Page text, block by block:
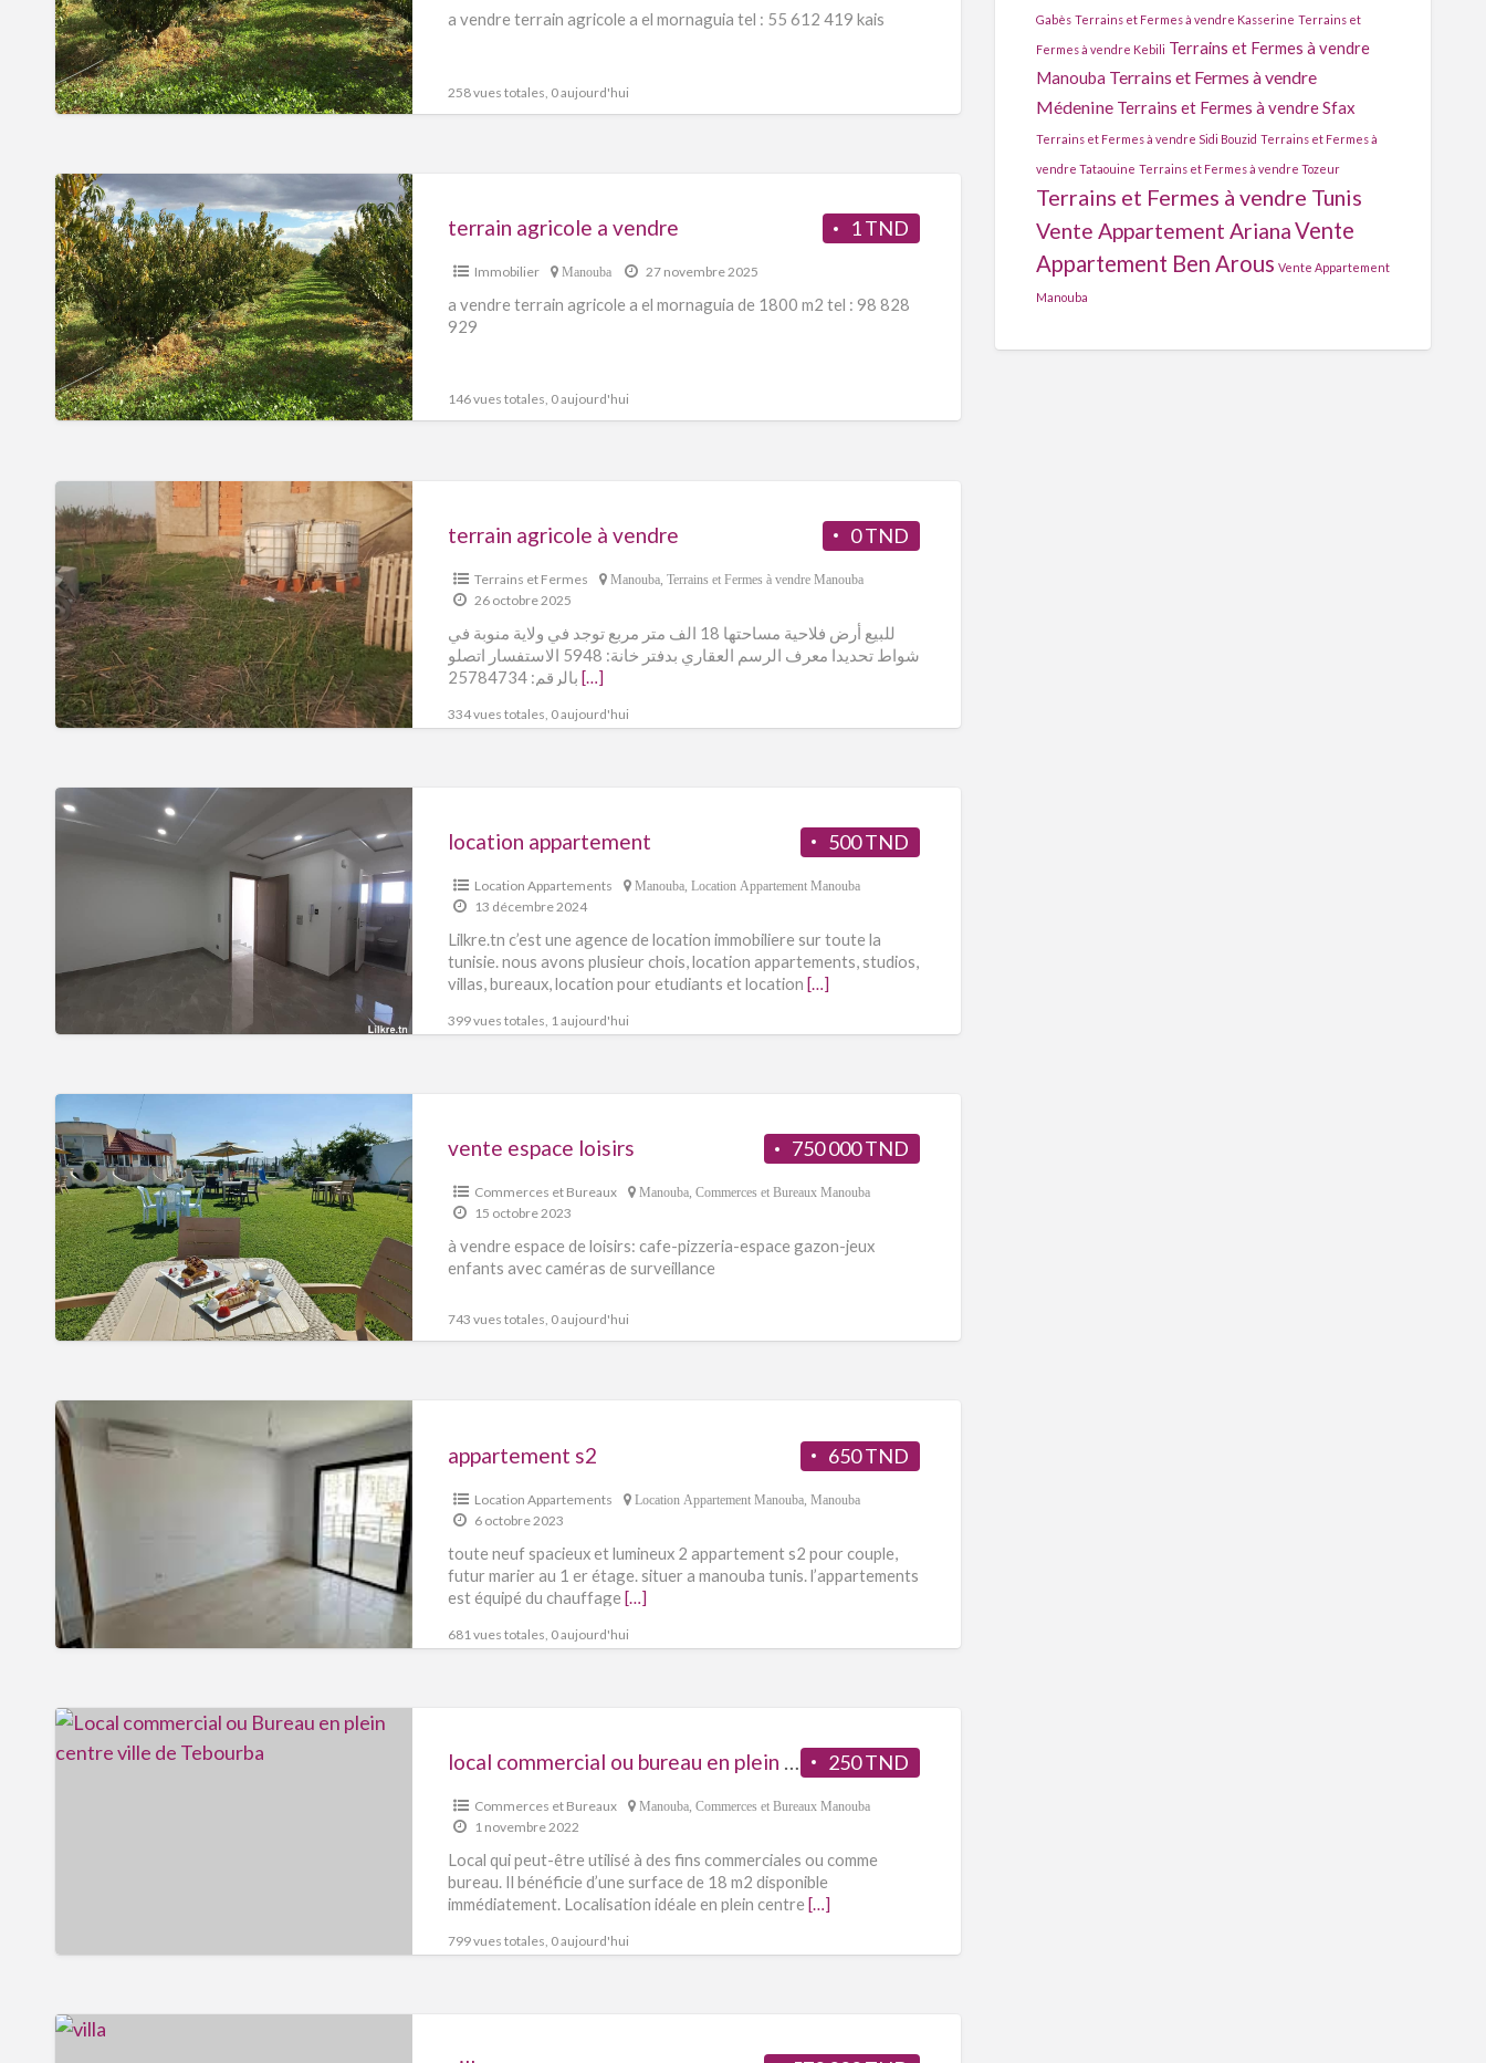
a vendre terrain agricole a el mornaguia tel : 55 612 419 kais
258 vues totales, 0 aujourd'hui
1 TND
terrain agricole a vendre
Immobilier Manouba 27 novembre 2025
a vendre terrain agricole a el mornaguia de 1800 m2 tel : 98 828
929
146 vues totales, 0 aujourd'hui
0 TND
terrain agricole à vendre
Terrains et Fermes Manouba, Terrains et Fermes à vendre Manouba
26 octobre 2025
للبيع أرض فلاحية مساحتها 18 الف متر مربع توجد في ولاية منوبة في
شواط تحديدا معرف الرسم العقاري بدفتر خانة: 5948 الاستفسار اتصلو
[…]
334 vues totales, 0 aujourd'hui
500 TND
location appartement
Location Appartements Manouba, Location Appartement Manouba
13 décembre 2024
Lilkre.tn c’est une agence de location immobiliere sur toute la
tunisie. nous avons plusieur chois, location appartements, studios,
villas, bureaux, location pour etudiants et location […]
399 vues totales, 1 aujourd'hui
750 000 TND
vente espace loisirs
Commerces et Bureaux Manouba, Commerces et Bureaux Manouba
15 octobre 2023
à vendre espace de loisirs: cafe-pizzeria-espace gazon-jeux
enfants avec caméras de surveillance
743 vues totales, 0 aujourd'hui
650 TND
appartement s2
Location Appartements Location Appartement Manouba, Manouba
6 octobre 2023
toute neuf spacieux et lumineux 2 appartement s2 pour couple,
futur marier au 1 er étage. situer a manouba tunis. l’appartements
est équipé du chauffage […]
681 vues totales, 0 aujourd'hui
250 TND
local commercial ou bureau en plein centre ville de tebourba
Commerces et Bureaux Manouba, Commerces et Bureaux Manouba
1 novembre 2022
Local qui peut-être utilisé à des fins commerciales ou comme
bureau. Il bénéficie d’une surface de 18 m2 disponible
immédiatement. Localisation idéale en plein centre […]
799 vues totales, 0 aujourd'hui
Gabès Terrains et Fermes à vendre Kasserine Terrains et
Fermes à vendre Kebili Terrains et Fermes à vendre
Manouba Terrains et Fermes à vendre
Médenine Terrains et Fermes à vendre Sfax
Terrains et Fermes à vendre Sidi Bouzid Terrains et Fermes à
vendre Tataouine Terrains et Fermes à vendre Tozeur
Terrains et Fermes à vendre Tunis
Vente Appartement ArianaVente
Appartement Ben Arous Vente Appartement
Manouba